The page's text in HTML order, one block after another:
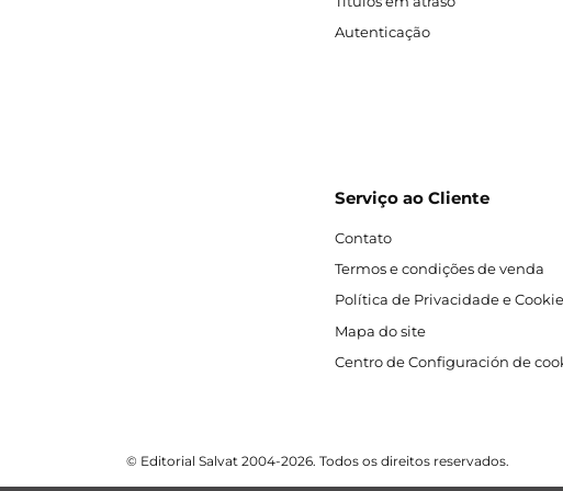
Autenticação
Serviço ao Cliente
Contato
Termos e condições de venda
Política de Privacidade e
Mapa do site
Centro de Configuración de
© Editorial Salvat 2004-2026. Todos os direitos reservados.